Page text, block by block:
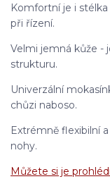
Komfortní je i
při řízení.
Velmi jemná kůže -
strukturu.
Univerzální
chůzi naboso.
Extrémně flexibilní
nohy.
Můžete si je